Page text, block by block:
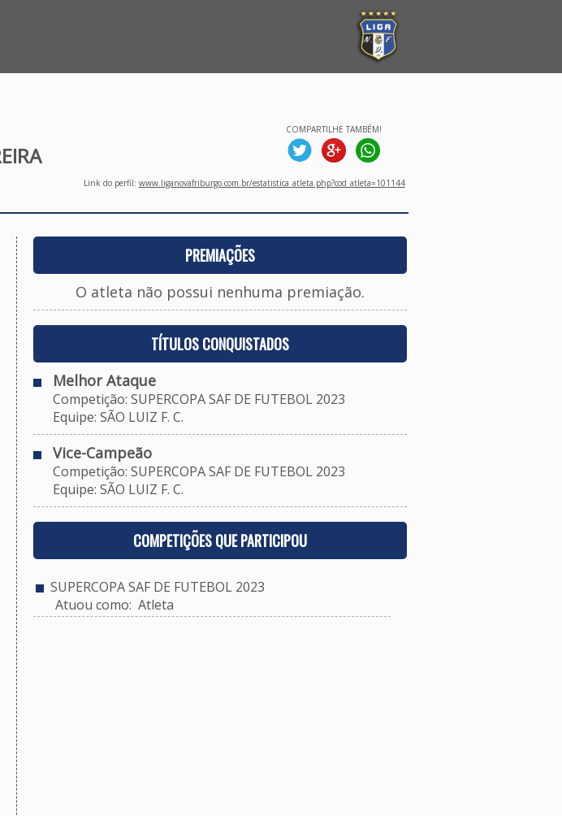
COMPARTILHE TAMBÉM!
Link do perfil: www.liganovafriburgo.com.br/estatistica_atleta.php?cod_atleta=101144
PREMIAÇÕES
O atleta não possui nenhuma premiação.
TÍTULOS CONQUISTADOS
Melhor Ataque
Competição: SUPERCOPA SAF DE FUTEBOL 2023
Equipe: SÃO LUIZ F. C.
Vice-Campeão
Competição: SUPERCOPA SAF DE FUTEBOL 2023
Equipe: SÃO LUIZ F. C.
COMPETIÇÕES QUE PARTICIPOU
SUPERCOPA SAF DE FUTEBOL 2023
Atuou como: Atleta